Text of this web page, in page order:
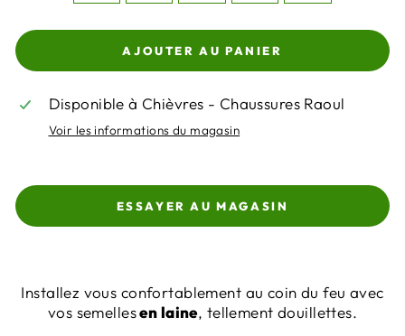
AJOUTER AU PANIER
Disponible à Chièvres - Chaussures Raoul
Voir les informations du magasin
ESSAYER AU MAGASIN
Installez vous confortablement au coin du feu avec
vos semellesen laine, tellement douillettes.